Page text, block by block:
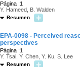
Página :1
Y. Hameed, B. Walden
Resumen
EPA-0098 - Perceived
perspectives
Página :1
Y. Tsai, Y. Chen, Y. Ku, S. Lee
Resumen